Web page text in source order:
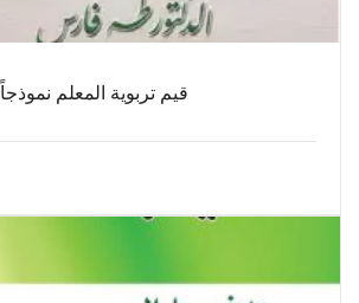
قيم تربوية المعلم نموذجاً